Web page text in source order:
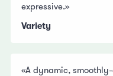
expressive.»
Variety
«A dynamic,